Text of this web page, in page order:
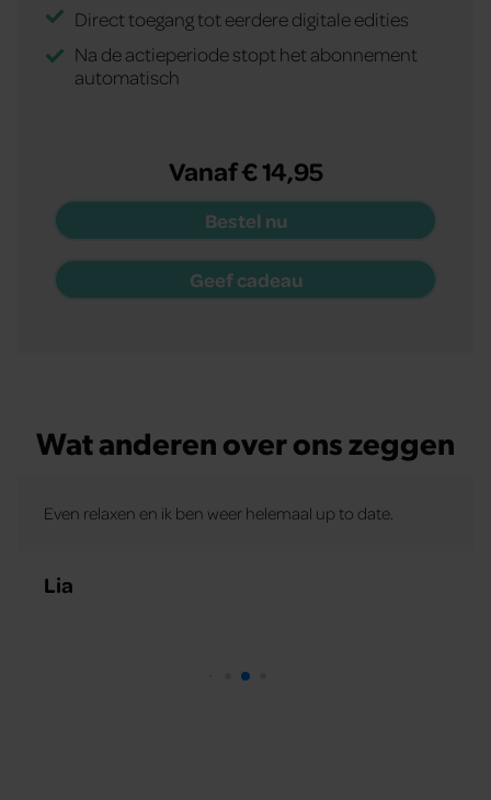
Direct toegang tot eerdere digitale edities
Na de actieperiode stopt het abonnement
automatisch
Vanaf € 14,95
Bestel nu
Geef cadeau
Wat anderen over ons zeggen
Even relaxen en ik ben weer helemaal up to date.
Lia